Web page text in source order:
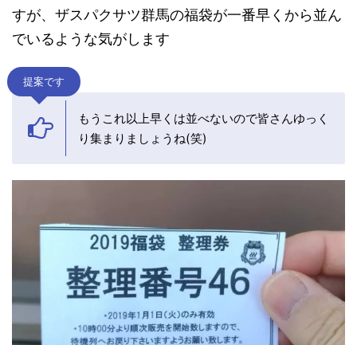
すが、ザスパクサツ群馬の福袋が一番早くから並ん
でいるような気がします
提案です
もうこれ以上早くは並べないので皆さんゆっく
り集まりましょうね(笑)